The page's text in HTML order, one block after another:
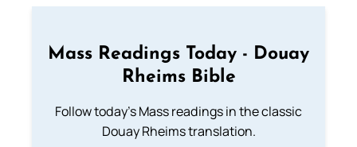
Mass Readings Today - Douay
Rheims Bible
Follow today's Mass readings in the classic
Douay Rheims translation.